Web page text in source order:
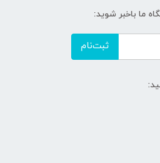
ما باخبر شوید:
ثبت‌نام